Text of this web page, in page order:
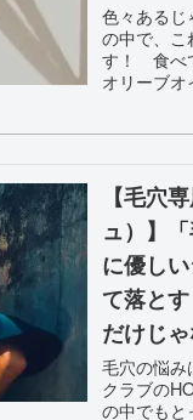
色々ある
の中で、
す！ 食べ
オリーブ
【毛穴
ュ）】
に優し
て落と
だけじ
毛穴の悩
クラブの
の中でも